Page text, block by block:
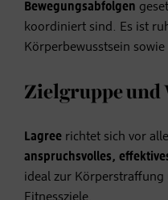
Bewegungsabfolgen
koordiniert sind. Es ist
Körperbewusstsein
Zielgruppe und
Lagree richtet sich vor
anspruchsvolles,
ideal zur